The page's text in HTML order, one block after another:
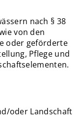
nach § 38
von den
oder geförderte
Pflege und
oder Landschaft